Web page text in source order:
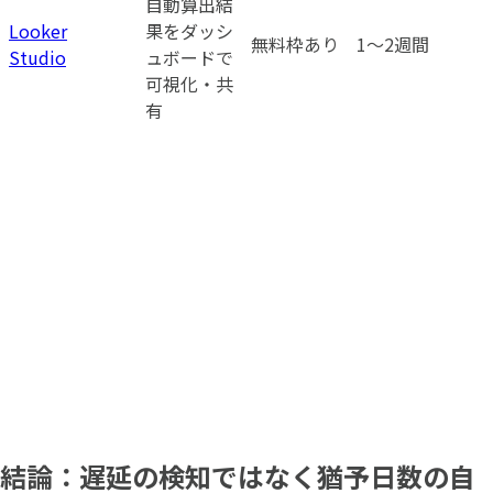
Looker
Studio
果をダッシ
ュボードで
可視化・共
有
無料枠あり 1〜2週間
結論：遅延の検知ではなく猶予日数の自